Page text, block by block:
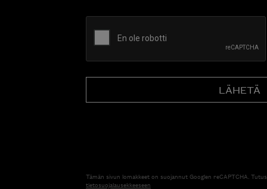
Tämän sivun lomakkeet on suojannut Googlen reCAPTCHA.
tietosuojalausekkeeseen